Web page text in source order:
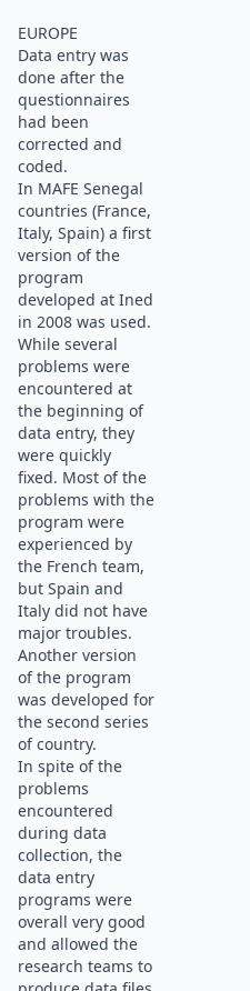
EUROPE
Data entry was
done after the
questionnaires
had been
corrected and
coded.
In MAFE Senegal
countries (France,
Italy, Spain) a first
version of the
program
developed at Ined
in 2008 was used.
While several
problems were
encountered at
the beginning of
data entry, they
were quickly
fixed. Most of the
problems with the
program were
experienced by
the French team,
but Spain and
Italy did not have
major troubles.
Another version
of the program
was developed for
the second series
of country.
In spite of the
problems
encountered
during data
collection, the
data entry
programs were
overall very good
and allowed the
research teams to